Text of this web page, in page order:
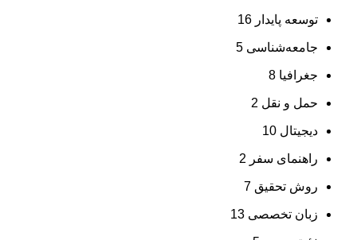
توسعه پایدار 16
جامعه‌شناسی 5
جغرافیا 8
حمل و نقل 2
دیجیتال 10
راهنمای سفر 2
روش تحقیق 7
زبان تخصصی 13